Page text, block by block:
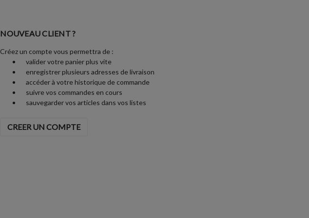
NOUVEAU CLIENT ?
Créez un compte vous permettra de :
valider votre panier plus vite
enregistrer plusieurs adresses de livraison
accéder à votre historique de commande
suivre vos commandes en cours
sauvegarder vos articles dans vos listes
CREER UN COMPTE